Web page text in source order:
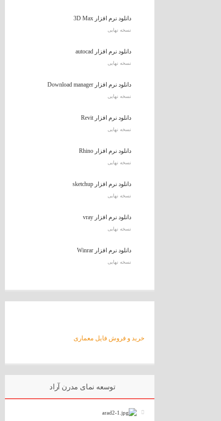
دانلود نرم افزار 3D Max
نسخه نهایی
دانلود نرم افزار autocad
نسخه نهایی
دانلود نرم افزار Download manager
نسخه نهایی
دانلود نرم افزار Revit
نسخه نهایی
دانلود نرم افزار Rhino
نسخه نهایی
دانلود نرم افزار sketchup
نسخه نهایی
دانلود نرم افزار vray
نسخه نهایی
دانلود نرم افزار Winrar
نسخه نهایی
خرید و فروش فایل معماری
توسعه نمای مدرن آراد